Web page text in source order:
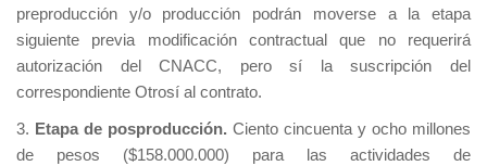
preproducción y/o producción podrán moverse a la etapa
siguiente previa modificación contractual que no requerirá
autorización del CNACC, pero sí la suscripción del
correspondiente Otrosí al contrato.
3. Etapa de posproducción. Ciento cincuenta y ocho millones
de pesos ($158.000.000) para las actividades de